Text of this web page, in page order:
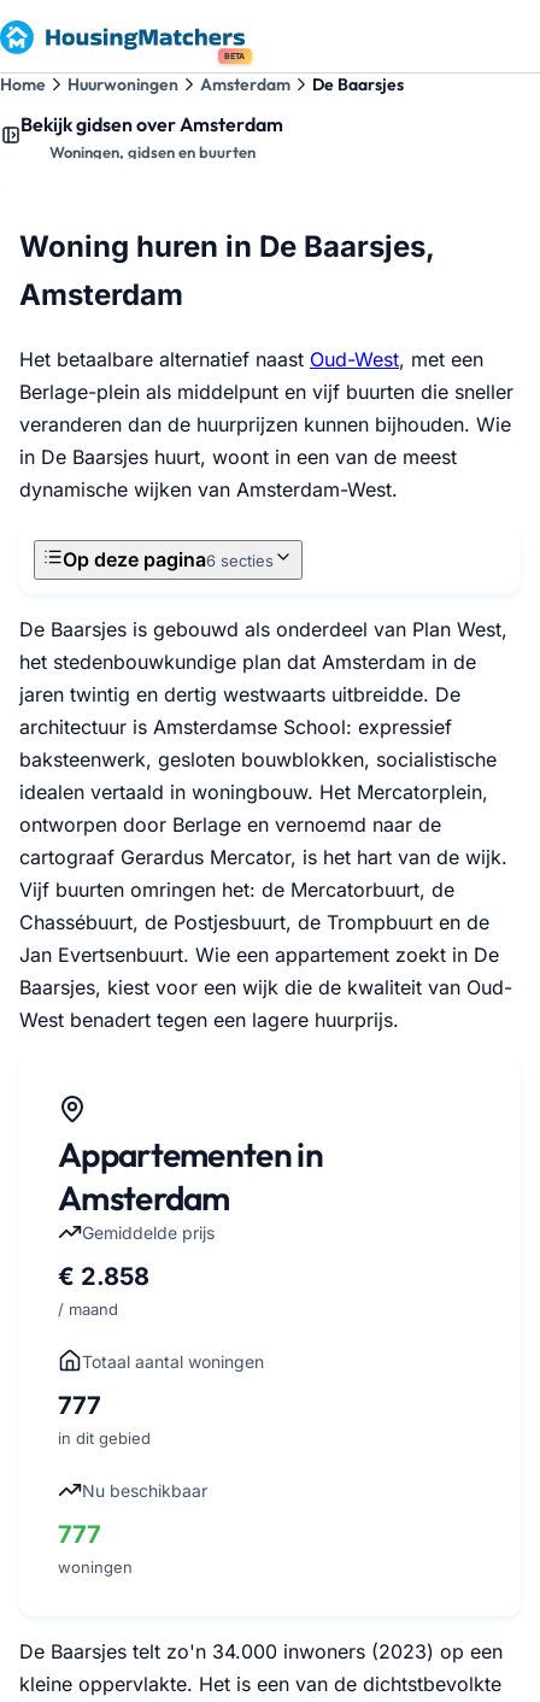
BETA
Home Huurwoningen Amsterdam De Baarsjes
Bekijk gidsen over Amsterdam
Woningen, gidsen en buurten
Woning huren in De Baarsjes,
Amsterdam
Het betaalbare alternatief naast Oud-West, met een
Berlage-plein als middelpunt en vijf buurten die sneller
veranderen dan de huurprijzen kunnen bijhouden. Wie
in De Baarsjes huurt, woont in een van de meest
dynamische wijken van Amsterdam-West.
Op deze pagina6 secties
De Baarsjes is gebouwd als onderdeel van Plan West,
het stedenbouwkundige plan dat Amsterdam in de
jaren twintig en dertig westwaarts uitbreidde. De
architectuur is Amsterdamse School: expressief
baksteenwerk, gesloten bouwblokken, socialistische
idealen vertaald in woningbouw. Het Mercatorplein,
ontworpen door Berlage en vernoemd naar de
cartograaf Gerardus Mercator, is het hart van de wijk.
Vijf buurten omringen het: de Mercatorbuurt, de
Chassébuurt, de Postjesbuurt, de Trompbuurt en de
Jan Evertsenbuurt. Wie een appartement zoekt in De
Baarsjes, kiest voor een wijk die de kwaliteit van Oud-
West benadert tegen een lagere huurprijs.
Appartementen in
Amsterdam
Gemiddelde prijs
€ 2.858
/ maand
Totaal aantal woningen
777
in dit gebied
Nu beschikbaar
777
woningen
De Baarsjes telt zo'n 34.000 inwoners (2023) op een
kleine oppervlakte. Het is een van de dichtstbevolkte